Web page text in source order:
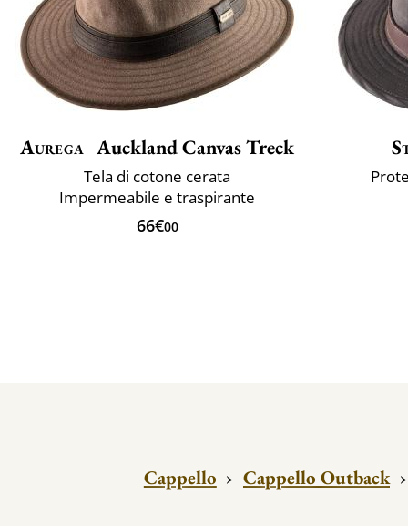
Aurega Auckland Canvas Treck
Tela di cotone cerata
Impermeabile e traspirante
66€00
Cappello › Cappello Outback